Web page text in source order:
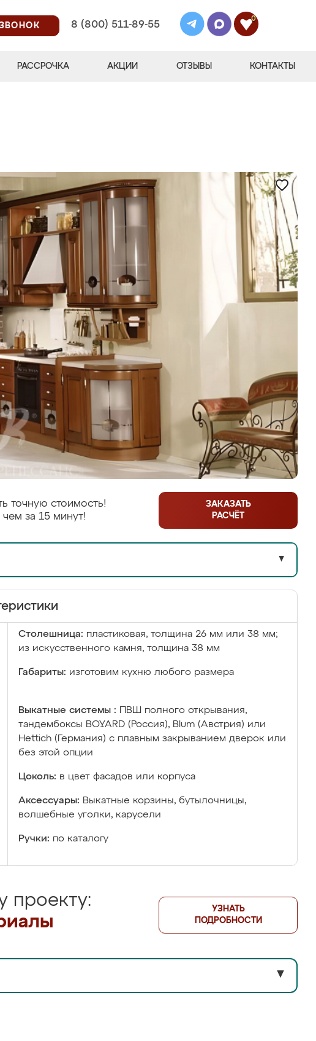
8 (800) 511-89-55
0
РАССРОЧКА АКЦИИ ОТЗЫВЫ КОНТАКТЫ
точную стоимость!
за 15 минут!
ЗАКАЗАТЬ
РАСЧЁТ
▼
Столешница: пластиковая, толщина 26 мм или 38 мм;
из искусственного камня, толщина 38 мм
Габариты: изготовим кухню любого размера
Выкатные системы :
ПВШ полного открывания,
тандембоксы BOYARD (Россия), Blum (Австрия) или
Hettich (Германия) с плавным закрыванием дверок или
без этой опции
Цоколь: в цвет фасадов или корпуса
Аксессуары: Выкатные корзины, бутылочницы,
волшебные уголки, карусели
Ручки: по каталогу
проекту:
УЗНАТЬ
ПОДРОБНОСТИ
▼